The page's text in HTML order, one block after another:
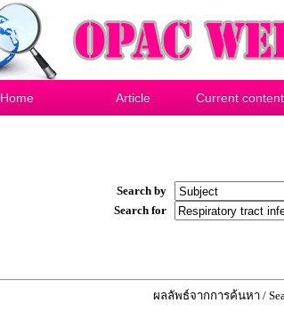
Home Article Current
Search by
Search for
ผลลัพธ์จากการค้นหา /